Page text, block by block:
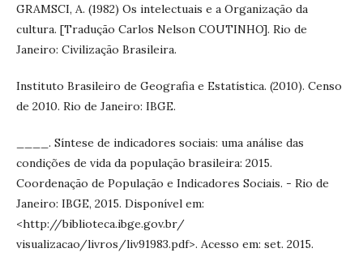
GRAMSCI, A. (1982) Os intelectuais e a Organização da
cultura. [Tradução Carlos Nelson COUTINHO]. Rio de
Janeiro: Civilização Brasileira.
Instituto Brasileiro de Geografia e Estatística. (2010). Censo
de 2010. Rio de Janeiro: IBGE.
____. Síntese de indicadores sociais: uma análise das
condições de vida da população brasileira: 2015.
Coordenação de População e Indicadores Sociais. - Rio de
Janeiro: IBGE, 2015. Disponível em:
<http://biblioteca.ibge.gov.br/
visualizacao/livros/liv91983.pdf>. Acesso em: set. 2015.